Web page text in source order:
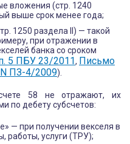
вложения (стр. 1240
выше срок менее года;
1250 раздела II) — такой
при отражении в
банка со сроком
5 ПБУ 23/2011, Письмо
ПЗ-4/2009).
58 не отражают, их
по дебету субсчетов:
— при получении векселя в
работы, услуги (ТРУ);